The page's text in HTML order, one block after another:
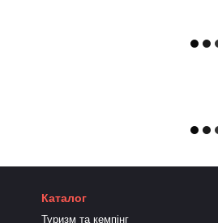
Каталог
Туризм та кемпінг